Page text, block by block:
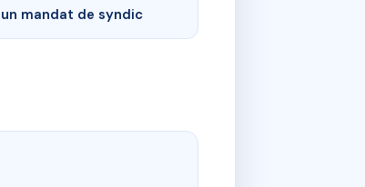
un mandat de syndic